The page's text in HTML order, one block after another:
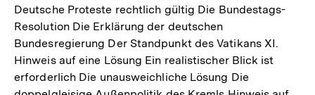
Deutsche Proteste rechtlich gültig Die Bundestags-
Resolution Die Erklärung der deutschen
Bundesregierung Der Standpunkt des Vatikans XI.
Hinweis auf eine Lösung Ein realistischer Blick ist
erforderlich Die unausweichliche Lösung Die